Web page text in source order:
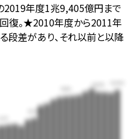
2019年度1兆9,405億円まで
復。★2010年度から2011年
段差があり、それ以前と以降